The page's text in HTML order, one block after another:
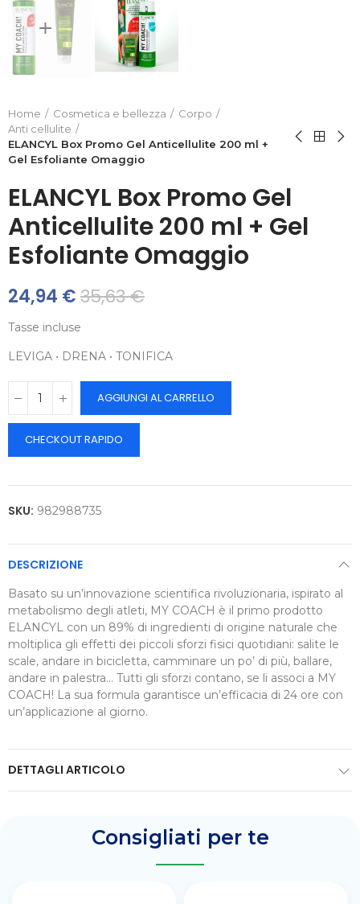
Home Cosmetica e bellezza
Corpo
Anti cellulite
ELANCYL Box Promo Gel Anticellulite 200 ml +
Gel Esfoliante Omaggio
ELANCYL Box Promo Gel
Anticellulite 200 ml + Gel
Esfoliante Omaggio
24,94 €35,63 €
Tasse incluse
LEVIGA • DRENA • TONIFICA
AGGIUNGI AL CARRELLO
CHECKOUT RAPIDO
SKU: 982988735
DESCRIZIONE
Basato su un’innovazione scientifica rivoluzionaria, ispirato al
metabolismo degli atleti, MY COACH è il primo prodotto
ELANCYL con un 89% di ingredienti di origine naturale che
moltiplica gli effetti dei piccoli sforzi fisici quotidiani: salite le
scale, andare in bicicletta, camminare un po’ di più, ballare,
andare in palestra… Tutti gli sforzi contano, se li associ a MY
COACH! La sua formula garantisce un’efficacia di 24 ore con
un’applicazione al giorno.
DETTAGLI ARTICOLO
Consigliati per te